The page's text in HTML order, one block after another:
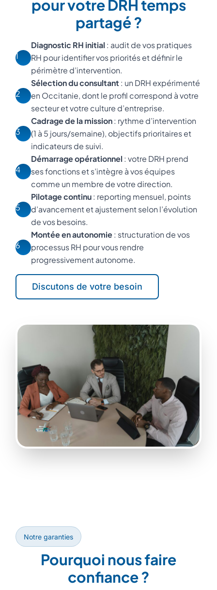
pour votre DRH temps
partagé ?
1
Diagnostic RH initial : audit de vos pratiques
RH pour identifier vos priorités et définir le
périmètre d’intervention.
2
Sélection du consultant : un DRH expérimenté
en Occitanie, dont le profil correspond à votre
secteur et votre culture d’entreprise.
3
Cadrage de la mission: rythme d’intervention
(1 à 5 jours/semaine), objectifs prioritaires et
indicateurs de suivi.
4
Démarrage opérationnel : votre DRH prend
ses fonctions et s’intègre à vos équipes
comme un membre de votre direction.
5
Pilotage continu: reporting mensuel, points
d’avancement et ajustement selon l’évolution
de vos besoins.
6
Montée en autonomie: structuration de vos
processus RH pour vous rendre
progressivement autonome.
Discutons de votre besoin
Notre garanties
Pourquoi nous faire
confiance ?